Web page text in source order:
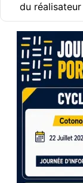
du réalisateur